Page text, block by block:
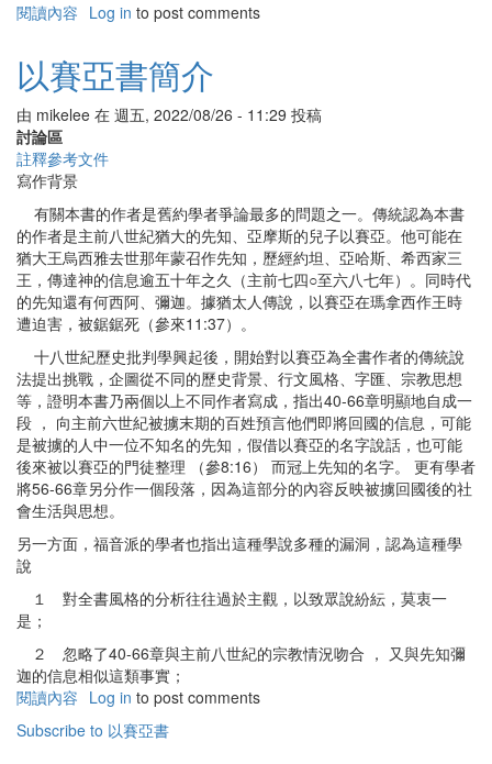
閱讀內容 有
聖
經
卷
綱
以
賽
亞
書
Log in to post comments
以賽亞書簡介
由 mikelee 在 週五, 2022/08/26 - 11:29 投稿
討論區
註釋參考文件
寫作背景
有關本書的作者是舊約學者爭論最多的問題之一。傳統認為本書
的作者是主前八世紀猶大的先知、亞摩斯的兒子以賽亞。他可能在
猶大王烏西雅去世那年蒙召作先知，歷經約坦、亞哈斯、希西家三
王，傳達神的信息逾五十年之久（主前七四○至六八七年）。同時代
的先知還有何西阿、彌迦。據猶太人傳說，以賽亞在瑪拿西作王時
遭迫害，被鋸鋸死（參來11:37）。
十八世紀歷史批判學興起後，開始對以賽亞為全書作者的傳統說
法提出挑戰，企圖從不同的歷史背景、行文風格、字匯、宗教思想
等，證明本書乃兩個以上不同作者寫成，指出40-66章明顯地自成一
段 ， 向主前六世紀被擄末期的百姓預言他們即將回國的信息，可能
是被擄的人中一位不知名的先知，假借以賽亞的名字說話，也可能
後來被以賽亞的門徒整理 （參8:16） 而冠上先知的名字。 更有學者
將56-66章另分作一個段落，因為這部分的內容反映被擄回國後的社
會生活與思想。
另一方面，福音派的學者也指出這種學說多種的漏洞，認為這種學
說
１ 對全書風格的分析往往過於主觀，以致眾說紛紜，莫衷一
是；
２ 忽略了40-66章與主前八世紀的宗教情況吻合 ， 又與先知彌
迦的信息相似這類事實；
閱讀內容 有
以
Log in to post comments
Subscribe to 以賽亞書